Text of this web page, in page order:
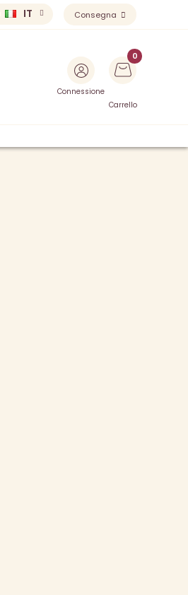
IT Consegna
Connessione
Carrello